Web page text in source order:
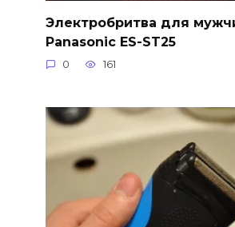
Электробритва для
Panasonic ES-ST25
0 161